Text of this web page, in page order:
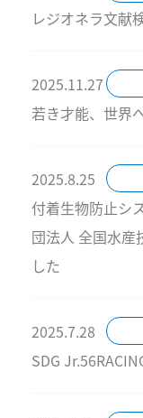
レジオネラ文献
2025.11.27
若き才能、世界
2025.8.25
付着生物防止シ
団法人 全国水産
した
2025.7.28
SDG